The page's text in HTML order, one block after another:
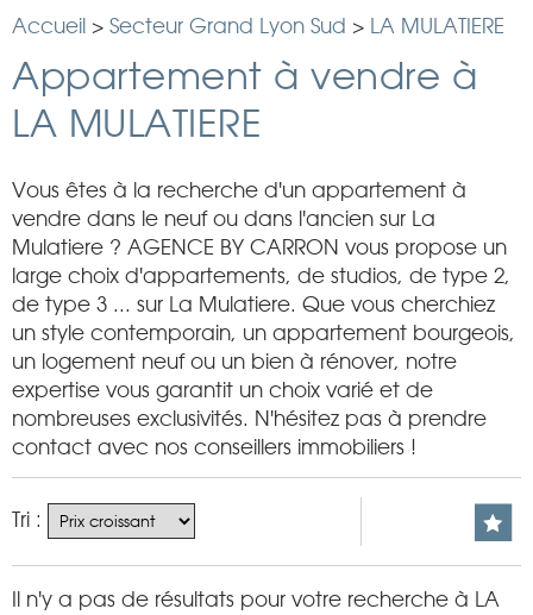
Accueil > Secteur Grand Lyon Sud > LA MULATIERE
Appartement à vendre à
LA MULATIERE
Vous êtes à la recherche d'un appartement à
vendre dans le neuf ou dans l'ancien sur La
Mulatiere ? AGENCE BY CARRON vous propose un
large choix d'appartements, de studios, de type 2,
de type 3 ... sur La Mulatiere. Que vous cherchiez
un style contemporain, un appartement bourgeois,
un logement neuf ou un bien à rénover, notre
expertise vous garantit un choix varié et de
nombreuses exclusivités. N'hésitez pas à prendre
contact avec nos conseillers immobiliers !
Tri :
Il n'y a pas de résultats pour votre recherche à LA